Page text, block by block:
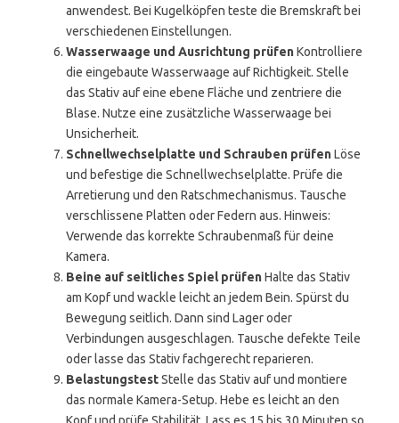
anwendest. Bei Kugelköpfen teste die Bremskraft bei
verschiedenen Einstellungen.
Wasserwaage und Ausrichtung prüfenKontrolliere
die eingebaute Wasserwaage auf Richtigkeit. Stelle
das Stativ auf eine ebene Fläche und zentriere die
Blase. Nutze eine zusätzliche Wasserwaage bei
Unsicherheit.
Schnellwechselplatte und Schrauben prüfenLöse
und befestige die Schnellwechselplatte. Prüfe die
Arretierung und den Ratschmechanismus. Tausche
verschlissene Platten oder Federn aus. Hinweis:
Verwende das korrekte Schraubenmaß für deine
Kamera.
Beine auf seitliches Spiel prüfenHalte das Stativ
am Kopf und wackle leicht an jedem Bein. Spürst du
Bewegung seitlich. Dann sind Lager oder
Verbindungen ausgeschlagen. Tausche defekte Teile
oder lasse das Stativ fachgerecht reparieren.
BelastungstestStelle das Stativ auf und montiere
das normale Kamera-Setup. Hebe es leicht an den